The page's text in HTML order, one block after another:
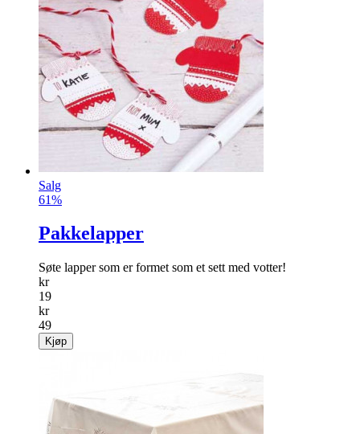
Salg
61%
Pakkelapper
Søte lapper som er formet som et sett med votter!
kr
19
kr
49
Kjøp